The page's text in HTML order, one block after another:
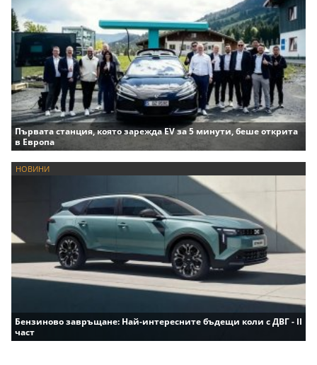
Първата станция, която зарежда EV за 5 минути, беше открита
в Европа
НОВИНИ
Бензиново завръщане: Най-интересните бъдещи коли с ДВГ - II
част